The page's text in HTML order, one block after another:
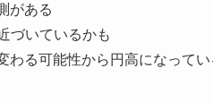
がある
づいているかも
わる可能性から円高になってい